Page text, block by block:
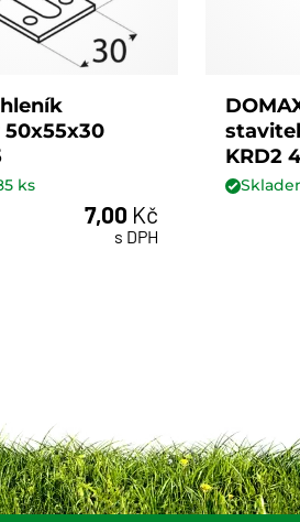
ks
7,00 Kč
s DPH
KRD2